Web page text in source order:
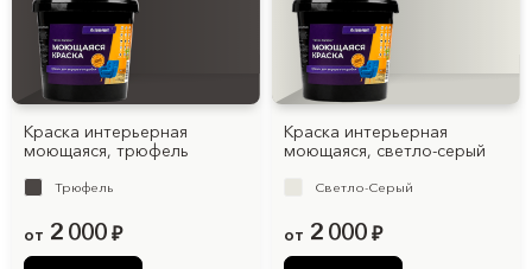
Краска интерьерная
моющаяся, трюфель
Трюфель
от 2 000 ₽
Краска интерьерная
моющаяся, светло-серый
Светло-Серый
от 2 000 ₽